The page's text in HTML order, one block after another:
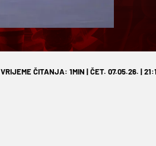
VRIJEME ČITANJA: 1MIN | ČET. 07.05.26. |